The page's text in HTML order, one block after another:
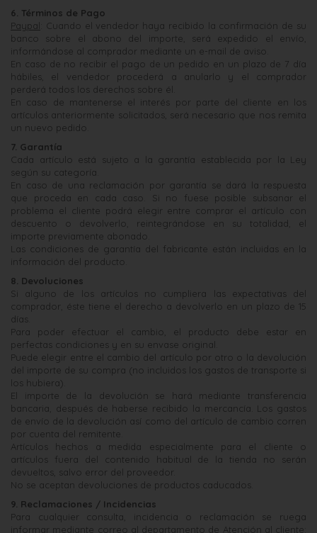
6. Términos de Pago
Paypal : Cuando el vendedor haya recibido la confirmación de su
banco sobre el abono del importe, será expedido el envío,
informándose al comprador mediante un e-mail de aviso.
En caso de no recibir el pago de un pedido en un plazo de 7 día
hábiles, el vendedor procederá a anularlo y el comprador
perderá todos los derechos sobre él.
En caso de mantenerse el interés por parte del cliente en los
artículos anteriormente solicitados, será necesario que nos remita
un nuevo pedido.
7. Garantía
Cada artículo está sujeto a la garantía establecida por la Ley
según su categoría.
En caso de una reclamación por garantía se dará la respuesta
que proceda en cada caso. Si no fuese posible subsanar el
problema el cliente podrá elegir entre comprar el artículo con
descuento o devolverlo, reintegrándose en su totalidad, el
importe previamente abonado.
Las condiciones de garantía del fabricante están incluidas en la
información del producto.
8. Devoluciones
Si alguno de los artículos no cumpliera las expectativas del
comprador, éste tiene el derecho a devolverlo en un plazo de 15
días.
Para poder efectuar el cambio, el producto debe estar en
perfectas condiciones y en su envase original.
Puede elegir entre el cambio del artículo por otro o la devolución
del importe de su compra (no incluidos los gastos de transporte si
los hubiera).
El importe de la devolución se hará mediante transferencia
bancaria, después de haberse recibido la mercancía. Los gastos
de envío de la devolución así como del artículo de cambio corren
por cuenta del remitente.
Artículos hechos a medida especialmente para el cliente o
artículos fuera del contenido habitual de la tienda no serán
devueltos, salvo error del proveedor.
No se aceptan devoluciones de productos caducados.
9. Reclamaciones / Incidencias
Para cualquier consulta, incidencia o reclamación se ruega
informar mediante correo al departamento de Atención al cliente: